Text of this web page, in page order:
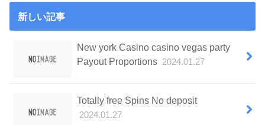
新しい記事
New york Casino casino vegas party
Payout Proportions 2024.01.27
Totally free Spins No deposit
2024.01.27